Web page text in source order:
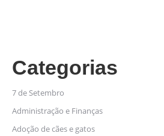
Categorias
7 de Setembro
Administração e Finanças
Adoção de cães e gatos